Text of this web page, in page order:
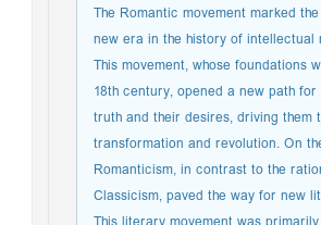
The Romantic movement marked
new era in the history of intellectual
This movement, whose foundations
18th century, opened a new path
truth and their desires, driving them
transformation and revolution. On
Romanticism, in contrast to the
Classicism, paved the way for new